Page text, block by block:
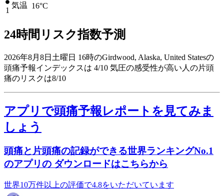
1
気温 16°C
24時間リスク指数予測
2026年8月8日土曜日 16時のGirdwood, Alaska, United Statesの
頭痛予報インデックスは 4/10 気圧の感受性が高い人の片頭
痛のリスクは8/10
アプリで頭痛予報レポートを見てみま
しょう
頭痛と片頭痛の記録ができる世界ランキングNo.1
のアプリの ダウンロードはこちらから
世界10万件以上の評価で4.8をいただいています